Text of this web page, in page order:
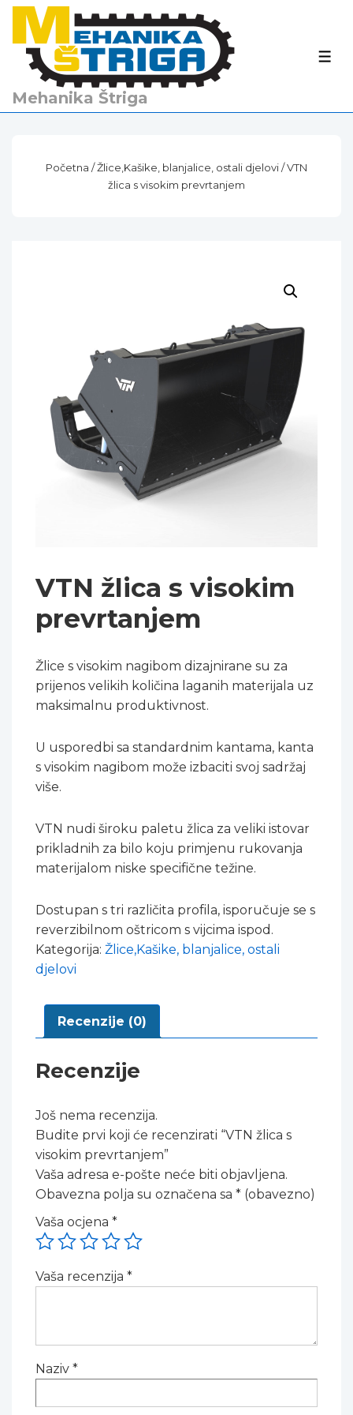
Main
Content
Mehanika Štriga
Početna /Žlice,Kašike, blanjalice, ostali djelovi/ VTN
žlica s visokim prevrtanjem
VTN žlica s visokim
prevrtanjem
Žlice s visokim nagibom dizajnirane su za
prijenos velikih količina laganih materijala uz
maksimalnu produktivnost.
U usporedbi sa standardnim kantama, kanta
s visokim nagibom može izbaciti svoj sadržaj
više.
VTN nudi široku paletu žlica za veliki istovar
prikladnih za bilo koju primjenu rukovanja
materijalom niske specifične težine.
Dostupan s tri različita profila, isporučuje se s
reverzibilnom oštricom s vijcima ispod.
Kategorija: Žlice,Kašike, blanjalice, ostali
djelovi
Recenzije (0)
Recenzije
Još nema recenzija.
Budite prvi koji će recenzirati “VTN žlica s
visokim prevrtanjem”
Vaša adresa e-pošte neće biti objavljena.
Obavezna polja su označena sa * (obavezno)
Vaša ocjena *
Vaša recenzija *
Naziv *